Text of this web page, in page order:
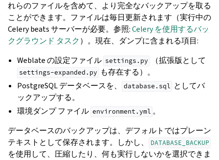
れらのファイルを含めて、より完全なバックアップを取る
ことができます。ファイルは毎日更新されます（実行中の
Celery beats サーバーが必要。参照:Celery を使用するバッ
クグラウンド タスク）。現在、ダンプに含まれる項目:
Weblate の設定ファイル settings.py （拡張版として
settings-expanded.py も存在する）。
PostgreSQL データベースを、
database.sql としてバ
ックアップする。
環境ダンプ ファイル environment.yml 。
データベースのバックアップは、デフォルトではプレーン
テキストとして保存されます。しかし、
DATABASE_BACKUP
を使用して、圧縮したり、何も実行しないかを選択できま